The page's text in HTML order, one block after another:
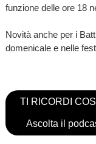
funzione delle ore 18
Novità anche per i
domenicale e nelle
TI RICORDI
Ascolta il